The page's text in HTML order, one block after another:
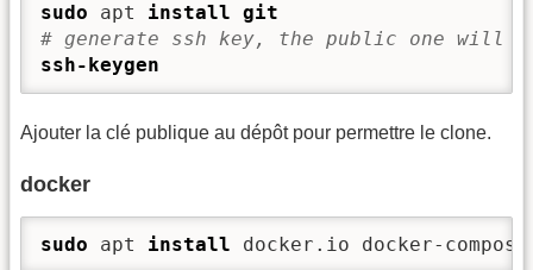
sudo apt install git
# generate ssh key, the public one will
ssh-keygen
Ajouter la clé publique au dépôt pour permettre le clone.
docker
sudo apt install docker.io docker-compose